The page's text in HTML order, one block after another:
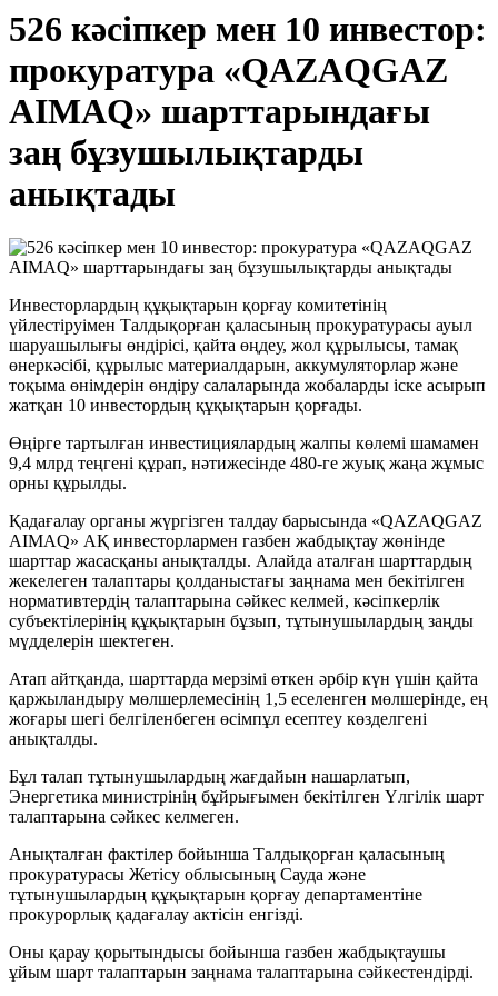
526 кәсіпкер мен 10 инвестор:
прокуратура «QAZAQGAZ
AIMAQ» шарттарындағы
заң бұзушылықтарды
анықтады
Инвесторлардың құқықтарын қорғау комитетінің
үйлестіруімен Талдықорған қаласының прокуратурасы ауыл
шаруашылығы өндірісі, қайта өңдеу, жол құрылысы, тамақ
өнеркәсібі, құрылыс материалдарын, аккумуляторлар және
тоқыма өнімдерін өндіру салаларында жобаларды іске асырып
жатқан 10 инвестордың құқықтарын қорғады.
Өңірге тартылған инвестициялардың жалпы көлемі шамамен
9,4 млрд теңгені құрап, нәтижесінде 480-ге жуық жаңа жұмыс
орны құрылды.
Қадағалау органы жүргізген талдау барысында «QAZAQGAZ
AIMAQ» АҚ инвесторлармен газбен жабдықтау жөнінде
шарттар жасасқаны анықталды. Алайда аталған шарттардың
жекелеген талаптары қолданыстағы заңнама мен бекітілген
нормативтердің талаптарына сәйкес келмей, кәсіпкерлік
субъектілерінің құқықтарын бұзып, тұтынушылардың заңды
мүдделерін шектеген.
Атап айтқанда, шарттарда мерзімі өткен әрбір күн үшін қайта
қаржыландыру мөлшерлемесінің 1,5 еселенген мөлшерінде, ең
жоғары шегі белгіленбеген өсімпұл есептеу көзделгені
анықталды.
Бұл талап тұтынушылардың жағдайын нашарлатып,
Энергетика министрінің бұйрығымен бекітілген Үлгілік шарт
талаптарына сәйкес келмеген.
Анықталған фактілер бойынша Талдықорған қаласының
прокуратурасы Жетісу облысының Сауда және
тұтынушылардың құқықтарын қорғау департаментіне
прокурорлық қадағалау актісін енгізді.
Оны қарау қорытындысы бойынша газбен жабдықтаушы
ұйым шарт талаптарын заңнама талаптарына сәйкестендірді.